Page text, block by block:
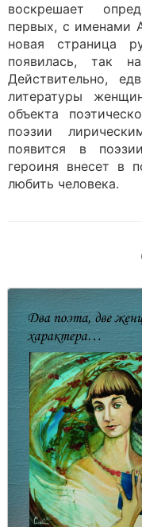
воскрешает
первых, с именами
новая страница
появилась, так
Действительно,
литературы
объекта
поэзии
появится в
героиня внесет в
любить человека.